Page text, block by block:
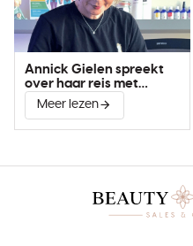
Annick Gielen spreekt
over haar reis met
Infuzion System®
Meer lezen